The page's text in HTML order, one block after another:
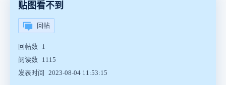
贴图看不到
回帖
回帖数 1
阅读数 1115
发表时间
2023-08-04 11:53:15